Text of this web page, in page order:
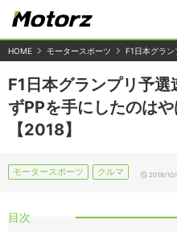
HOME モータースポーツ F1日本グラ
F1日本グランプリ予
ずPPを手にしたのは
【2018】
モータースポーツ クルマ 2018/
目次